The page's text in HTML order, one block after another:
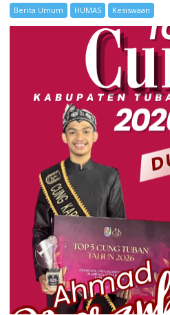
Berita Umum HUMAS Kesiswaan